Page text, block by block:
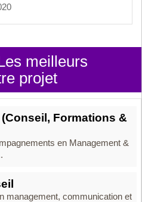
meilleurs
projet
Formations &
en Management &
management, communication et